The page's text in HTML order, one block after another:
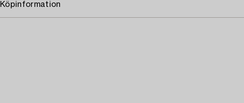
Köpinformation